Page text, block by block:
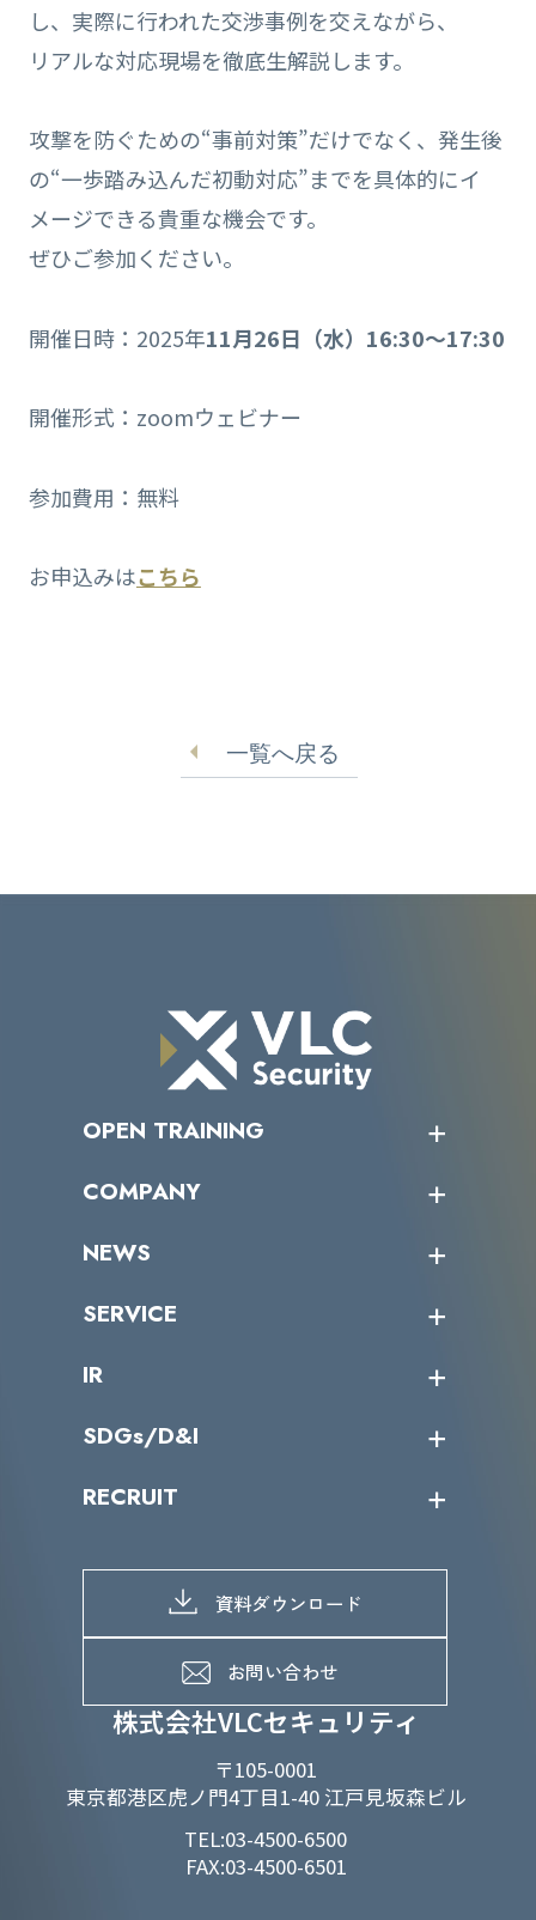
し、実際に行われた交渉事例を交えながら、
リアルな対応現場を徹底生解説します。
攻撃を防ぐための“事前対策”だけでなく、発生後
の“一歩踏み込んだ初動対応”までを具体的にイ
メージできる貴重な機会です。
ぜひご参加ください。
開催日時：2025年11月26日（水）16:30〜17:30
開催形式：zoomウェビナー
参加費用：無料
お申込みはこちら
一覧へ戻る
株式会社VLCセキュリティ
〒105-0001
東京都港区虎ノ門4丁目1-40 江戸見坂森ビル
TEL:03-4500-6500
FAX:03-4500-6501
OPEN TRAINING
受講者の声
COMPANY
トップメッセージ
ミッション／ビジョン
パートナー企業一覧
NEWS
サイバーニュース
SERVICE
カテゴリー別サービス一覧
IR
IRカレンダー
IRライブラリー
よくあるご質問
SDGs/D&I
当グループのマテリアリティ
SDGs推進体制
D&Iの取り組み
RECRUIT
募集職種一覧
メッセージ
メンバーインタビュー
資料ダウンロード
お問い合わせ